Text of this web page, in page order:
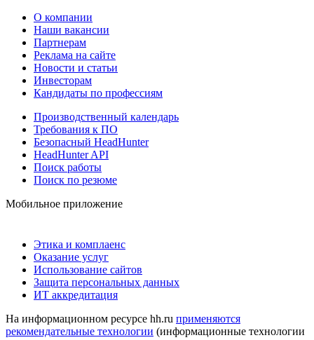
О компании
Наши вакансии
Партнерам
Реклама на сайте
Новости и статьи
Инвесторам
Кандидаты по профессиям
Производственный календарь
Требования к ПО
Безопасный HeadHunter
HeadHunter API
Поиск работы
Поиск по резюме
Мобильное приложение
Этика и комплаенс
Оказание услуг
Использование сайтов
Защита персональных данных
ИТ аккредитация
На информационном ресурсе hh.ru применяются
рекомендательные технологии (информационные технологии